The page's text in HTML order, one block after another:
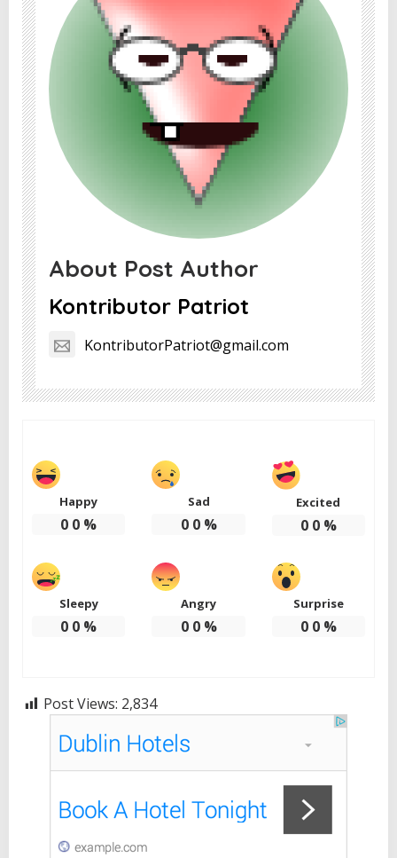
About Post Author
Kontributor Patriot
KontributorPatriot@gmail.com
Happy
0 0 %
Sad
0 0%
Excited
0 0%
Sleepy
0 0 %
Angry
0 0%
Surprise
0 0%
Post Views: 2,834